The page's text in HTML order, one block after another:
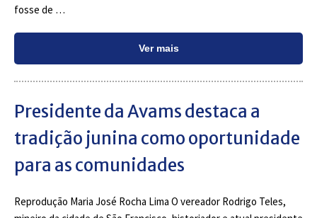
fosse de …
Ver mais
Presidente da Avams destaca a
tradição junina como oportunidade
para as comunidades
Reprodução Maria José Rocha Lima O vereador Rodrigo Teles,